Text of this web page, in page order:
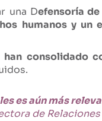
una Defensoría
humanos y un
consolidado
es aún más
de